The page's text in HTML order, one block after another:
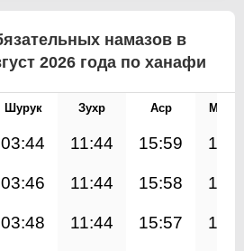
намазов в
2026 года по ханафи
Шурук Зухр Аср
03:44 11:44 15:59
03:46 11:44 15:58
03:48 11:44 15:57